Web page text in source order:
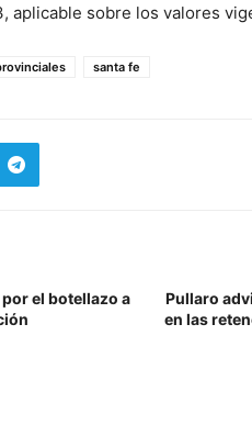
aplicable sobre los valores
santa fe
el botellazo a
Pullaro
en las